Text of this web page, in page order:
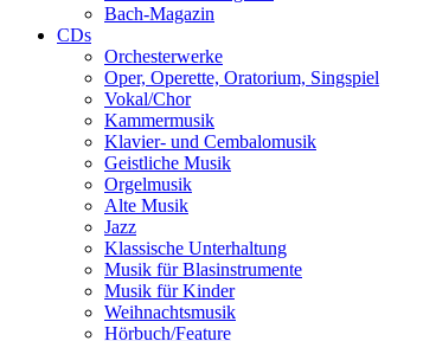
Bach-Magazin
CDs
Orchesterwerke
Oper, Operette, Oratorium, Singspiel
Vokal/Chor
Kammermusik
Klavier- und Cembalomusik
Geistliche Musik
Orgelmusik
Alte Musik
Jazz
Klassische Unterhaltung
Musik für Blasinstrumente
Musik für Kinder
Weihnachtsmusik
Hörbuch/Feature